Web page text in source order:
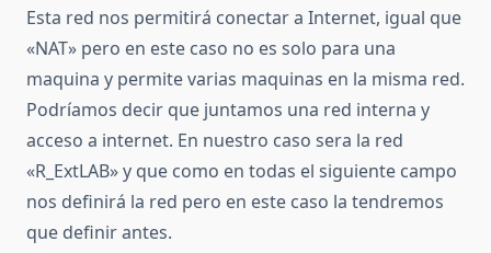
Esta red nos permitirá conectar a Internet, igual que
«NAT» pero en este caso no es solo para una
maquina y permite varias maquinas en la misma red.
Podríamos decir que juntamos una red interna y
acceso a internet. En nuestro caso sera la red
«R_ExtLAB» y que como en todas el siguiente campo
nos definirá la red pero en este caso la tendremos
que definir antes.